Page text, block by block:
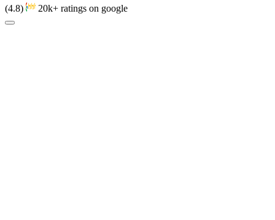
(4.8) 20k+ ratings on google